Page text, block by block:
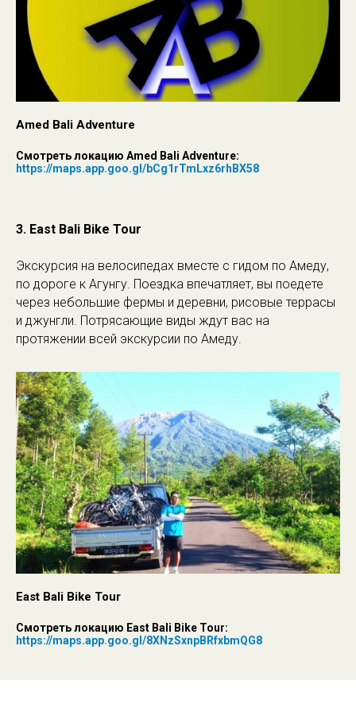
Amed Bali Adventure
Смотреть локацию Amed Bali Adventure:
https://maps.app.goo.gl/bCg1rTmLxz6rhBX58
3. East Bali Bike Tour
Экскурсия на велосипедах вместе с гидом по Амеду,
по дороге к Агунгу. Поездка впечатляет, вы поедете
через небольшие фермы и деревни, рисовые террасы
и джунгли. Потрясающие виды ждут вас на
протяжении всей экскурсии по Амеду.
East Bali Bike Tour
Смотреть локацию East Bali Bike Tour:
https://maps.app.goo.gl/8XNzSxnpBRfxbmQG8